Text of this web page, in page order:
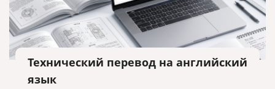
Технический перевод на английский
язык